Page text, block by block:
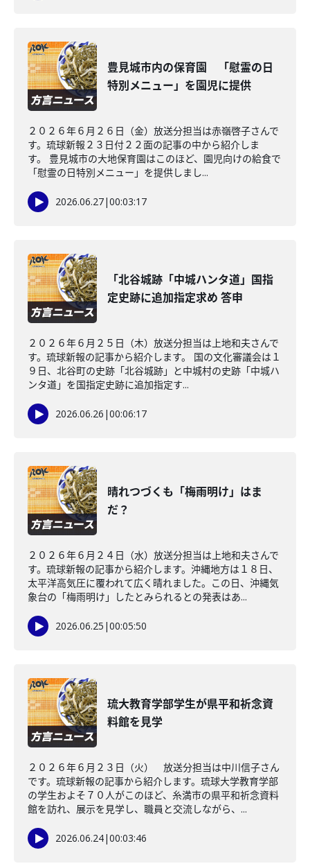
豊見城市内の保育園 「慰霊の日
特別メニュー」を園児に提供
２０２６年６月２６日（金）放送分担当は赤嶺啓子さんで
す。琉球新報２３日付２２面の記事の中から紹介しま
す。 豊見城市の大地保育園はこのほど、園児向けの給食で
「慰霊の日特別メニュー」を提供しまし...
2026.06.27|00:03:17
「北谷城跡「中城ハンタ道」国指
定史跡に追加指定求め 答申
２０２６年６月２５日（木）放送分担当は上地和夫さんで
す。琉球新報の記事から紹介します。 国の文化審議会は１
９日、北谷町の史跡「北谷城跡」と中城村の史跡「中城ハ
ンタ道」を国指定史跡に追加指定す...
2026.06.26 |00:06:17
晴れつづくも「梅雨明け」はま
だ？
２０２６年６月２４日（水）放送分担当は上地和夫さんで
す。琉球新報の記事から紹介します。沖縄地方は１８日、
太平洋高気圧に覆われて広く晴れました。この日、沖縄気
象台の「梅雨明け」したとみられるとの発表はあ...
2026.06.25 |00:05:50
琉大教育学部学生が県平和祈念資
料館を見学
２０２６年６月２３日（火） 放送分担当は中川信子さん
です。琉球新報の記事から紹介します。琉球大学教育学部
の学生およそ７０人がこのほど、糸満市の県平和祈念資料
館を訪れ、展示を見学し、職員と交流しながら、...
2026.06.24|00:03:46